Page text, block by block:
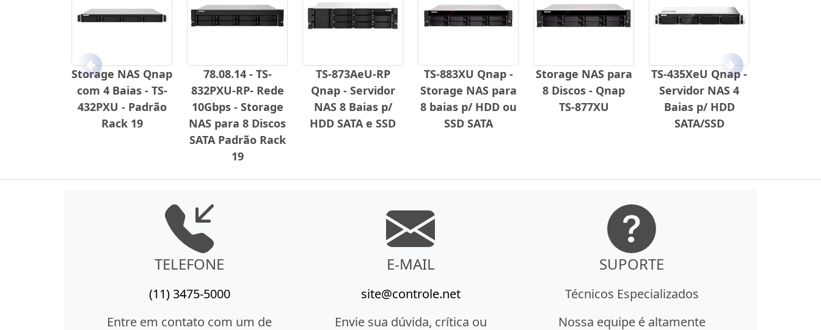
Storage NAS Qnap
com 4 Baias - TS-
432PXU - Padrão
Rack 19
78.08.14 - TS-
832PXU-RP- Rede
10Gbps - Storage
NAS para 8 Discos
SATA Padrão Rack
19
TS-873AeU-RP
Qnap - Servidor
NAS 8 Baias p/
HDD SATA e SSD
TS-883XU Qnap -
Storage NAS para
8 baias p/ HDD ou
SSD SATA
Storage NAS para
8 Discos - Qnap
TS-877XU
TS-435XeU Qnap -
Servidor NAS 4
Baias p/ HDD
SATA/SSD
Anterior Próximo
TELEFONE
(11) 3475-5000
Entre em contato com um de
E-MAIL
site@controle.net
Envie sua dúvida, crítica ou
SUPORTE
Técnicos Especializados
Nossa equipe é altamente